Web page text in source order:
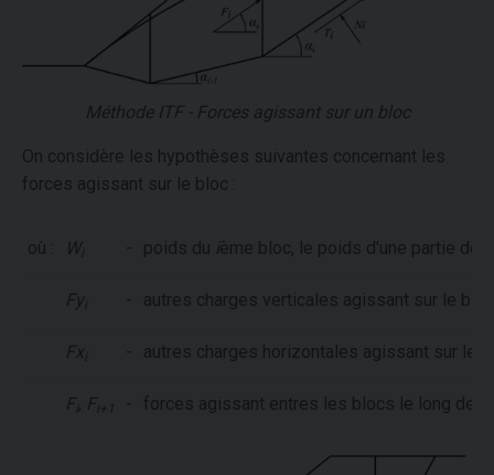
Méthode ITF - Forces agissant sur un bloc
On considère les hypothèses suivantes concernant les
forces agissant sur le bloc :
où : W - poids du ième bloc, le poids d'une partie de
Fy - autres charges verticales agissant sur le bloc
Fx - autres charges horizontales agissant sur le
F , F i+1 - forces agissant entres les blocs le long